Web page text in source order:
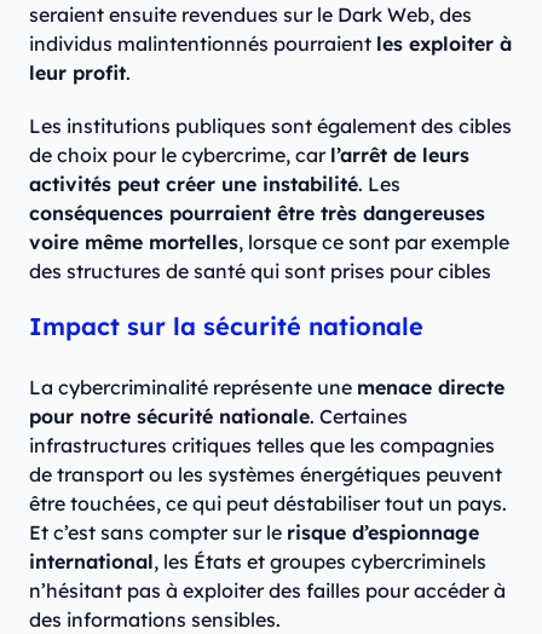
seraient ensuite revendues sur le Dark Web, des
individus malintentionnés pourraient les exploiter à
leur profit.
Les institutions publiques sont également des cibles
de choix pour le cybercrime, car l’arrêt de leurs
activités peut créer une instabilité. Les
conséquences pourraient être très dangereuses
voire même mortelles, lorsque ce sont par exemple
des structures de santé qui sont prises pour cibles
Impact sur la sécurité nationale
La cybercriminalité représente une menace directe
pour notre sécurité nationale. Certaines
infrastructures critiques telles que les compagnies
de transport ou les systèmes énergétiques peuvent
être touchées, ce qui peut déstabiliser tout un pays.
Et c’est sans compter sur le risque d’espionnage
international, les États et groupes cybercriminels
n’hésitant pas à exploiter des failles pour accéder à
des informations sensibles.